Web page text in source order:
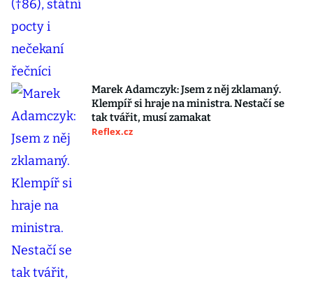
Marek Adamczyk: Jsem z něj zklamaný.
Klempíř si hraje na ministra. Nestačí se
tak tvářit, musí zamakat
Reflex.cz